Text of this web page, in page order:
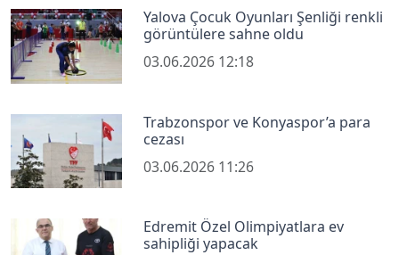
Yalova Çocuk Oyunları Şenliği renkli
görüntülere sahne oldu
03.06.2026 12:18
Trabzonspor ve Konyaspor’a para
cezası
03.06.2026 11:26
Edremit Özel Olimpiyatlara ev
sahipliği yapacak